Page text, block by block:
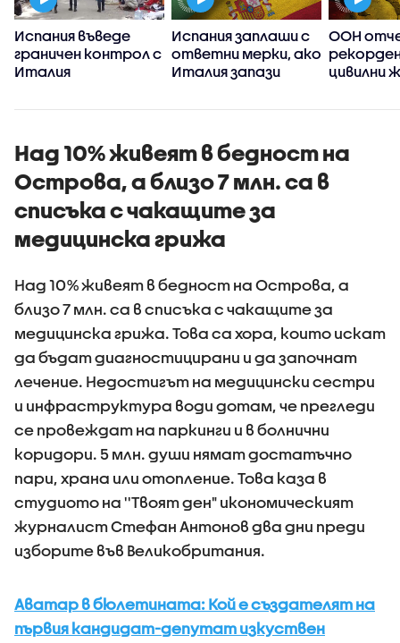
Испания въведе
граничен контрол с
Италия
Испания заплаши с
ответни мерки, ако
Италия запази
между двете
ООН
цивилни
насам
Над 10% живеят в бедност на
Острова, а близо 7 млн. са в
списъка с чакащите за
медицинска грижа
Над 10% живеят в бедност на Острова, а
близо 7 млн. са в списъка с чакащите за
медицинска грижа. Това са хора, които искат
да бъдат диагностицирани и да започнат
лечение. Недостигът на медицински сестри
и инфраструктура води дотам, че прегледи
се провеждат на паркинги и в болнични
коридори. 5 млн. души нямат достатъчно
пари, храна или отопление. Това каза в
студиото на ''Твоят ден" икономическият
журналист Стефан Антонов два дни преди
изборите във Великобритания.
Аватар в бюлетината: Кой е създателят на
първия кандидат-депутат изкуствен